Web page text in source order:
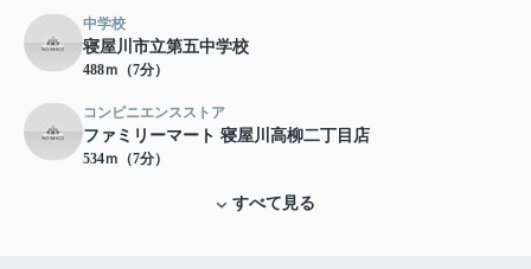
中学校
寝屋川市立第五中学校
488ｍ（7分）
コンビニエンスストア
ファミリーマート 寝屋川高柳二丁目店
534ｍ（7分）
すべて見る